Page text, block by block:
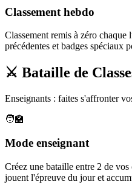
Classement hebdo
Classement remis à zéro
précédentes et badges spéciaux
⚔️ Bataille de
Enseignants : faites s'affronter
🧑‍🏫
Mode enseignant
Créez une bataille entre 2 de
jouent l'épreuve du jour et